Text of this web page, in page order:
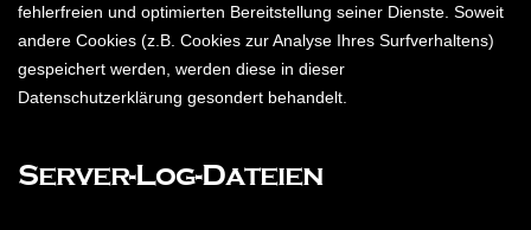
fehlerfreien und optimierten Bereitstellung seiner Dienste. Soweit
andere Cookies (z.B. Cookies zur Analyse Ihres Surfverhaltens)
gespeichert werden, werden diese in dieser
Datenschutzerklärung gesondert behandelt.
Server-Log-Dateien